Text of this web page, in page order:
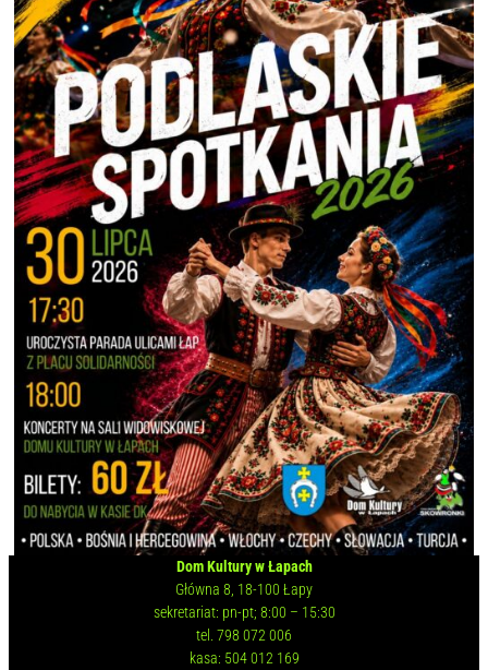
Dom Kultury w Łapach
Główna 8, 18-100 Łapy
sekretariat: pn-pt; 8:00 – 15:30
tel. 798 072 006
kasa: 504 012 169